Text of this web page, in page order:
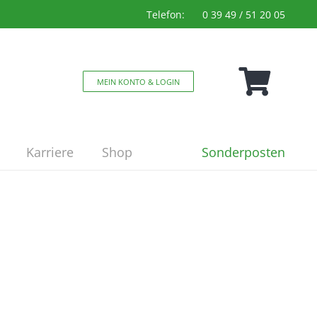
Telefon: 0 39 49 / 51 20 05
MEIN KONTO & LOGIN
Karriere Shop Sonderposten